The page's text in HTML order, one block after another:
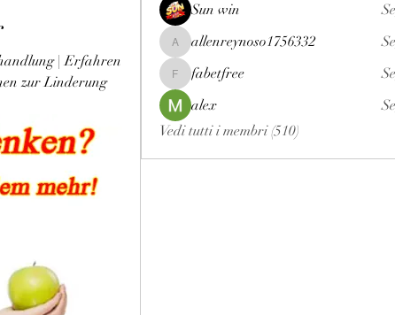
| Erfahren
zur Linderung
Sun win
allenreynoso1756332
allenreynoso1756332
fabetfree
fabetfree
alex
Vedi tutti i membri (510)